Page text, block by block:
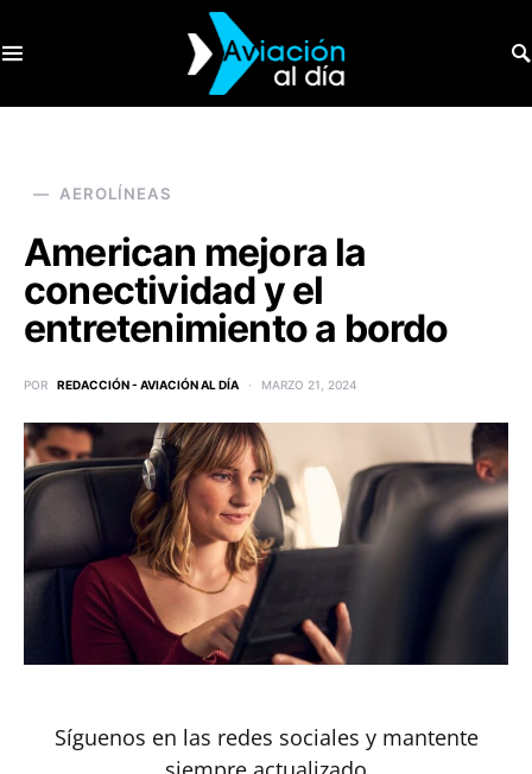
AEROLÍNEAS
American mejora la
conectividad y el
entretenimiento a bordo
POR REDACCIÓN - AVIACIÓN AL DÍA MARZO 21, 2024
Síguenos en las redes sociales y mantente